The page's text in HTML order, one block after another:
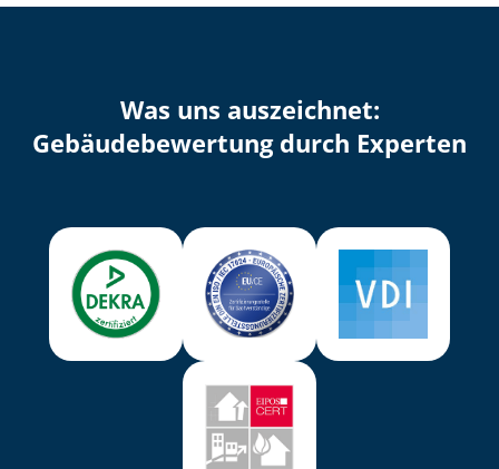
Was uns auszeichnet:
Ge­bäu­de­be­wer­tung durch Experten